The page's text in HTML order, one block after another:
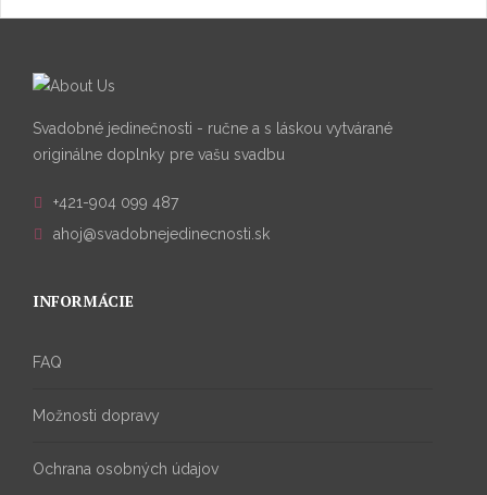
Svadobné jedinečnosti - ručne a s láskou vytvárané
originálne doplnky pre vašu svadbu
+421-904 099 487
ahoj@svadobnejedinecnosti.sk
INFORMÁCIE
FAQ
Možnosti dopravy
Ochrana osobných údajov